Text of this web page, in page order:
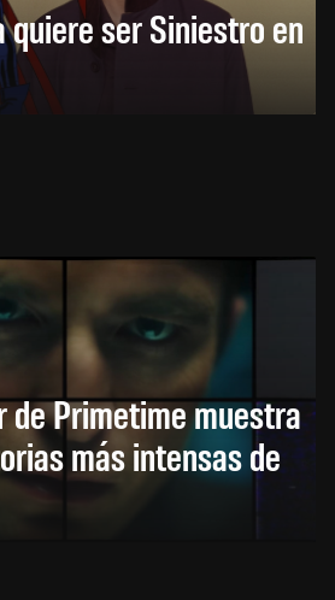
ser Siniestro en
de Primetime muestra
más intensas de